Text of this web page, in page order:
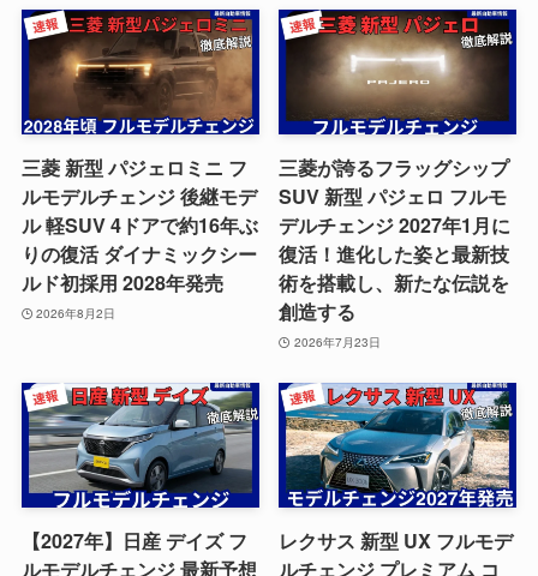
三菱 新型 パジェロミニ フ
ルモデルチェンジ 後継モデ
ル 軽SUV 4ドアで約16年ぶ
りの復活 ダイナミックシー
ルド初採用 2028年発売
2026年8月2日
三菱が誇るフラッグシップ
SUV 新型 パジェロ フルモ
デルチェンジ 2027年1月に
復活！進化した姿と最新技
術を搭載し、新たな伝説を
創造する
2026年7月23日
【2027年】日産 デイズ フ
ルモデルチェンジ 最新予想
レクサス 新型 UX フルモデ
ルチェンジ プレミアム コ